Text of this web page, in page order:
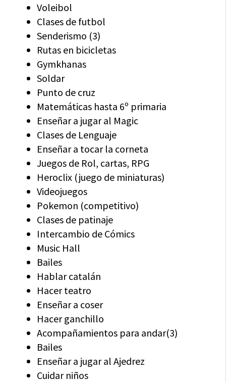
Voleibol
Clases de futbol
Senderismo (3)
Rutas en bicicletas
Gymkhanas
Soldar
Punto de cruz
Matemáticas hasta 6º primaria
Enseñar a jugar al Magic
Clases de Lenguaje
Enseñar a tocar la corneta
Juegos de Rol, cartas, RPG
Heroclix (juego de miniaturas)
Videojuegos
Pokemon (competitivo)
Clases de patinaje
Intercambio de Cómics
Music Hall
Bailes
Hablar catalán
Hacer teatro
Enseñar a coser
Hacer ganchillo
Acompañamientos para andar(3)
Bailes
Enseñar a jugar al Ajedrez
Cuidar niños